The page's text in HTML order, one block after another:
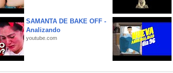
SAMANTA DE BAKE OFF -
Analizando
youtube.com